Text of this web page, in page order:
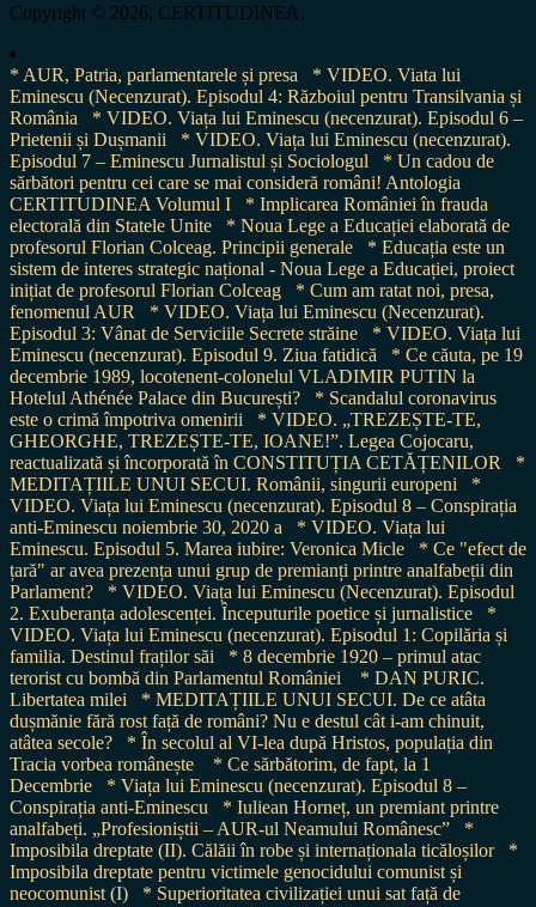
Copyright © 2026, CERTITUDINEA.
* AUR, Patria, parlamentarele și presa
* VIDEO. Viata lui
Eminescu (Necenzurat). Episodul 4: Războiul pentru Transilvania și
România
* VIDEO. Viața lui Eminescu (necenzurat). Episodul 6 –
Prietenii și Dușmanii
* VIDEO. Viața lui Eminescu (necenzurat).
Episodul 7 – Eminescu Jurnalistul și Sociologul
* Un cadou de
sărbători pentru cei care se mai consideră români! Antologia
CERTITUDINEA Volumul I
* Implicarea României în frauda
electorală din Statele Unite
* Noua Lege a Educației elaborată de
profesorul Florian Colceag. Principii generale
* Educația este un
sistem de interes strategic național - Noua Lege a Educației, proiect
inițiat de profesorul Florian Colceag
* Cum am ratat noi, presa,
fenomenul AUR
* VIDEO. Viața lui Eminescu (Necenzurat).
Episodul 3: Vânat de Serviciile Secrete străine
* VIDEO. Viața lui
Eminescu (necenzurat). Episodul 9. Ziua fatidică
* Ce căuta, pe 19
decembrie 1989, locotenent-colonelul VLADIMIR PUTIN la
Hotelul Athénée Palace din București?
* Scandalul coronavirus
este o crimă împotriva omenirii
* VIDEO. „TREZEȘTE-TE,
GHEORGHE, TREZEȘTE-TE, IOANE!”. Legea Cojocaru,
reactualizată și încorporată în CONSTITUȚIA CETĂȚENILOR
*
MEDITAȚIILE UNUI SECUI. Românii, singurii europeni
*
VIDEO. Viața lui Eminescu (necenzurat). Episodul 8 – Conspirația
anti-Eminescu noiembrie 30, 2020 a
* VIDEO. Viața lui
Eminescu. Episodul 5. Marea iubire: Veronica Micle
* Ce "efect de
țară" ar avea prezența unui grup de premianți printre analfabeții din
Parlament?
* VIDEO. Viața lui Eminescu (Necenzurat). Episodul
2. Exuberanța adolescenței. Începuturile poetice și jurnalistice
*
VIDEO. Viața lui Eminescu (necenzurat). Episodul 1: Copilăria și
familia. Destinul fraților săi
* 8 decembrie 1920 – primul atac
terorist cu bombă din Parlamentul României
* DAN PURIC.
Libertatea milei
* MEDITAȚIILE UNUI SECUI. De ce atâta
dușmănie fără rost față de români? Nu e destul cât i-am chinuit,
atâtea secole?
* În secolul al VI-lea după Hristos, populația din
Tracia vorbea românește
* Ce sărbătorim, de fapt, la 1
Decembrie
* Viața lui Eminescu (necenzurat). Episodul 8 –
Conspirația anti-Eminescu
* Iuliean Horneț, un premiant printre
analfabeți. „Profesioniștii – AUR-ul Neamului Românesc”
*
Imposibila dreptate (II). Călăii în robe și internaționala ticăloșilor
*
Imposibila dreptate pentru victimele genocidului comunist și
neocomunist (I)
* Superioritatea civilizației unui sat față de